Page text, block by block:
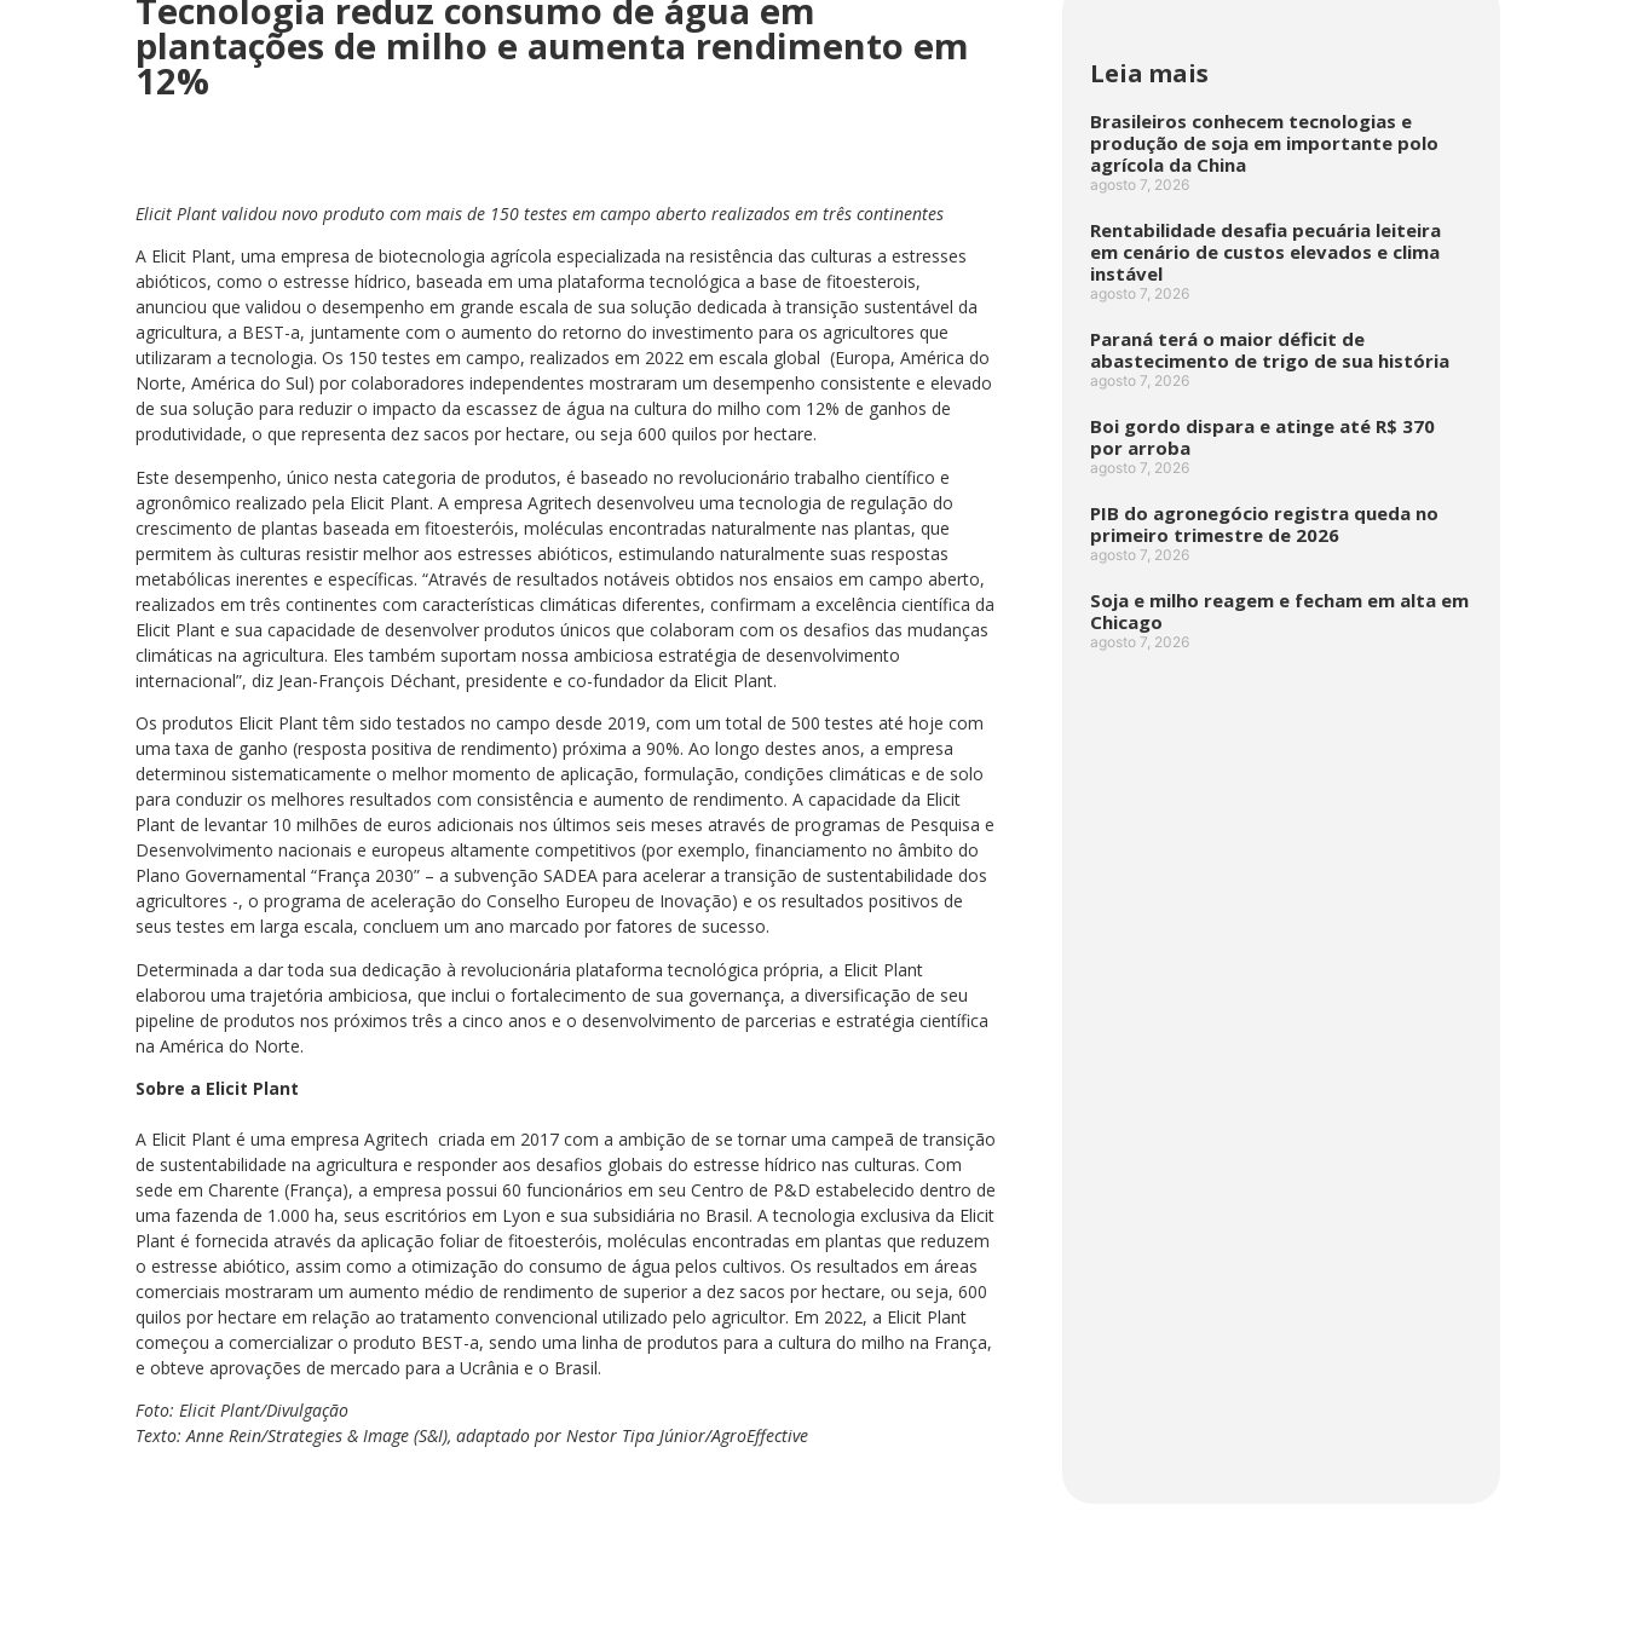
Tecnologia reduz consumo de água em
plantações de milho e aumenta rendimento em
12%
Elicit Plant validou novo produto com mais de 150 testes em campo aberto realizados em três continentes
A Elicit Plant, uma empresa de biotecnologia agrícola especializada na resistência das culturas a estresses
abióticos, como o estresse hídrico, baseada em uma plataforma tecnológica a base de fitoesterois,
anunciou que validou o desempenho em grande escala de sua solução dedicada à transição sustentável da
agricultura, a BEST-a, juntamente com o aumento do retorno do investimento para os agricultores que
utilizaram a tecnologia. Os 150 testes em campo, realizados em 2022 em escala global (Europa, América do
Norte, América do Sul) por colaboradores independentes mostraram um desempenho consistente e elevado
de sua solução para reduzir o impacto da escassez de água na cultura do milho com 12% de ganhos de
produtividade, o que representa dez sacos por hectare, ou seja 600 quilos por hectare.
Este desempenho, único nesta categoria de produtos, é baseado no revolucionário trabalho científico e
agronômico realizado pela Elicit Plant. A empresa Agritech desenvolveu uma tecnologia de regulação do
crescimento de plantas baseada em fitoesteróis, moléculas encontradas naturalmente nas plantas, que
permitem às culturas resistir melhor aos estresses abióticos, estimulando naturalmente suas respostas
metabólicas inerentes e específicas. “Através de resultados notáveis obtidos nos ensaios em campo aberto,
realizados em três continentes com características climáticas diferentes, confirmam a excelência científica da
Elicit Plant e sua capacidade de desenvolver produtos únicos que colaboram com os desafios das mudanças
climáticas na agricultura. Eles também suportam nossa ambiciosa estratégia de desenvolvimento
internacional”, diz Jean-François Déchant, presidente e co-fundador da Elicit Plant.
Os produtos Elicit Plant têm sido testados no campo desde 2019, com um total de 500 testes até hoje com
uma taxa de ganho (resposta positiva de rendimento) próxima a 90%. Ao longo destes anos, a empresa
determinou sistematicamente o melhor momento de aplicação, formulação, condições climáticas e de solo
para conduzir os melhores resultados com consistência e aumento de rendimento. A capacidade da Elicit
Plant de levantar 10 milhões de euros adicionais nos últimos seis meses através de programas de Pesquisa e
Desenvolvimento nacionais e europeus altamente competitivos (por exemplo, financiamento no âmbito do
Plano Governamental “França 2030” – a subvenção SADEA para acelerar a transição de sustentabilidade dos
agricultores -, o programa de aceleração do Conselho Europeu de Inovação) e os resultados positivos de
seus testes em larga escala, concluem um ano marcado por fatores de sucesso.
Determinada a dar toda sua dedicação à revolucionária plataforma tecnológica própria, a Elicit Plant
elaborou uma trajetória ambiciosa, que inclui o fortalecimento de sua governança, a diversificação de seu
pipeline de produtos nos próximos três a cinco anos e o desenvolvimento de parcerias e estratégia científica
na América do Norte.
Sobre a Elicit Plant
A Elicit Plant é uma empresa Agritech criada em 2017 com a ambição de se tornar uma campeã de transição
de sustentabilidade na agricultura e responder aos desafios globais do estresse hídrico nas culturas. Com
sede em Charente (França), a empresa possui 60 funcionários em seu Centro de P&D estabelecido dentro de
uma fazenda de 1.000 ha, seus escritórios em Lyon e sua subsidiária no Brasil. A tecnologia exclusiva da Elicit
Plant é fornecida através da aplicação foliar de fitoesteróis, moléculas encontradas em plantas que reduzem
o estresse abiótico, assim como a otimização do consumo de água pelos cultivos. Os resultados em áreas
comerciais mostraram um aumento médio de rendimento de superior a dez sacos por hectare, ou seja, 600
quilos por hectare em relação ao tratamento convencional utilizado pelo agricultor. Em 2022, a Elicit Plant
começou a comercializar o produto BEST-a, sendo uma linha de produtos para a cultura do milho na França,
e obteve aprovações de mercado para a Ucrânia e o Brasil.
Foto: Elicit Plant/Divulgação
Texto: Anne Rein/Strategies & Image (S&I), adaptado por Nestor Tipa Júnior/AgroEffective
Leia mais
Brasileiros conhecem tecnologias e
produção de soja em importante polo
agrícola da China
agosto 7, 2026
Rentabilidade desafia pecuária leiteira
em cenário de custos elevados e clima
instável
agosto 7, 2026
Paraná terá o maior déficit de
abastecimento de trigo de sua história
agosto 7, 2026
Boi gordo dispara e atinge até R$ 370
por arroba
agosto 7, 2026
PIB do agronegócio registra queda no
primeiro trimestre de 2026
agosto 7, 2026
Soja e milho reagem e fecham em alta em
Chicago
agosto 7, 2026